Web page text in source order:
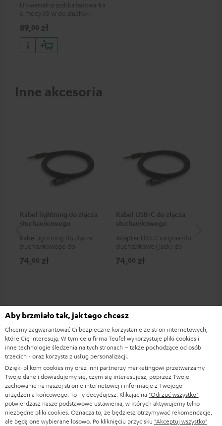
Uniwersalna szybka ładowarka
o mocy 30 W do słuchawek i
urządzeń przenośnych, a
także iPhone'ów marki Apple,
smartfonów z systemem
Android, tabletów i urządzeń
ze złączem USB-C
89,00 zł
Inne akcesoria
Kabel lightning do złącza
słuchawkowego
Kabel lightning do złącza
słuchawkowego do
podłączenia słuchawek (z
odłączanym kablem) do
kompatybilny
74,00 zł
Kabel USB-C do złącza
słuchawkowego
Adapter USB-C na gniazdo
słuchawkowe (jack) do
podłączania słuchawek (z
odłączanym kablem) do
fi
74,00 zł
Części i komponenty zamienne
Aby brzmiało tak, jak tego chcesz
Chcemy zagwarantować Ci bezpieczne korzystanie ze stron internetowych,
które Cię interesują. W tym celu firma Teufel wykorzystuje pliki cookies i
inne technologie śledzenia na tych stronach – także pochodzące od osób
trzecich - oraz korzysta z usług personalizacji.
Dzięki plikom cookies my oraz inni partnerzy marketingowi przetwarzamy
Twoje dane i dowiadujemy się, czym się interesujesz, poprzez Twoje
zachowanie na naszej stronie internetowej i informacje z Twojego
urządzenia końcowego. To Ty decydujesz: Klikając na "Odrzuć wszystko"
potwierdzasz nasze podstawowe ustawienia, w których aktywujemy tylko
niezbędne pliki cookies. Oznacza to, że będziesz otrzymywać rekomendacje,
ale będą one wybierane losowo. Po kliknięciu przycisku "Akceptuj wszystko"